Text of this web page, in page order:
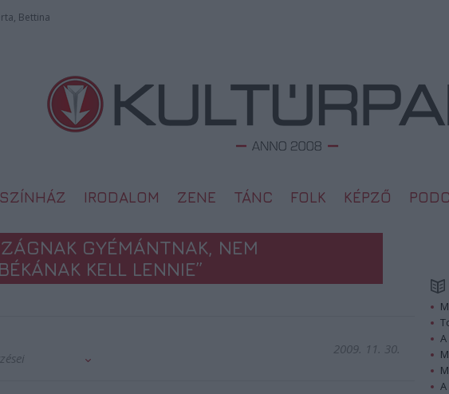
Bettina
SZÍNHÁZ IRODALOM ZENE TÁNC FOLK KÉPZŐ
GYÉMÁNTNAK, NEM
KELL LENNIE”
2009. 11. 30.